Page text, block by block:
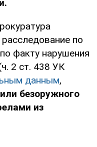
по
факту нарушения
2 ст. 438 УК
данным,
безоружного
из